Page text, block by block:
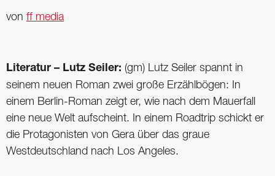
von ff media
Literatur – Lutz Seiler: (gm) Lutz Seiler spannt in
seinem neuen Roman zwei große Erzählbögen: In
einem Berlin-Roman zeigt er, wie nach dem Mauerfall
eine neue Welt aufscheint. In einem Roadtrip schickt er
die Protagonisten von Gera über das graue
Westdeutschland nach Los Angeles.